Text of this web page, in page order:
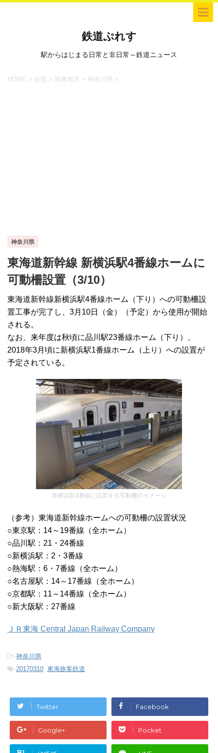
鉄道ぷれす
駅からはじまる日常と非日常～鉄道ニュース
HOME > 全国 > 関東地方 > 神奈川県 >
神奈川県
東海道新幹線 新横浜駅4番線ホームに
可動柵設置（3/10）
東海道新幹線新横浜駅4番線ホーム（下り）への可動柵設
置工事が完了し、3月10日（金）（予定）から使用が開始
される。
なお、来年度は秋頃に品川駅23番線ホーム（下り）、
2018年3月頃に新横浜駅1番線ホーム（上り）への設置が
予定されている。
新横浜駅4番線に設置する可動柵のイメージ
（参考）東海道新幹線ホームへの可動柵の設置状況
○東京駅：14～19番線（全ホーム）
○品川駅：21・24番線
○新横浜駅：2・3番線
○熱海駅：6・7番線（全ホーム）
○名古屋駅：14～17番線（全ホーム）
○京都駅：11～14番線（全ホーム）
○新大阪駅：27番線
ＪＲ東海 Central Japan Railway Company
-神奈川県
-20170310, 東海旅客鉄道
Twitter Facebook
Google+ Pocket